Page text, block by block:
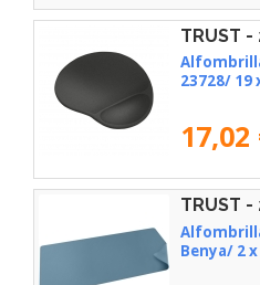
TRUST -
23728/ 19
17,02
TRUST -
Benya/ 2